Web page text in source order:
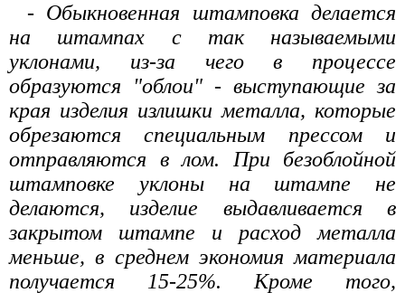
- Обыкновенная штамповка делается
на штампах с так называемыми
уклонами, из-за чего в процессе
образуются "облои" - выступающие за
края изделия излишки металла, которые
обрезаются специальным прессом и
отправляются в лом. При безоблойной
штамповке уклоны на штампе не
делаются, изделие выдавливается в
закрытом штампе и расход металла
меньше, в среднем экономия материала
получается 15-25%. Кроме того,